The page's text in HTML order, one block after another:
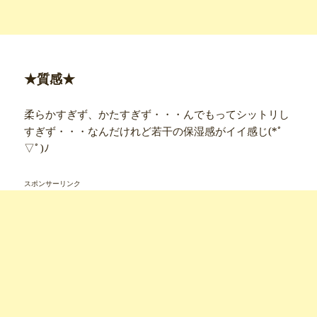
★質感★
柔らかすぎず、かたすぎず・・・んでもってシットリし
すぎず・・・なんだけれど若干の保湿感がイイ感じ(*ﾟ
▽ﾟ)ﾉ
スポンサーリンク